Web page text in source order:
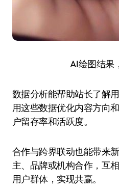
AI绘图结果
数据分析能帮助站长了解
用这些数据优化内容方向
户留存率和活跃度。
合作与跨界联动也能带来
主、品牌或机构合作，互
用户群体，实现共赢。